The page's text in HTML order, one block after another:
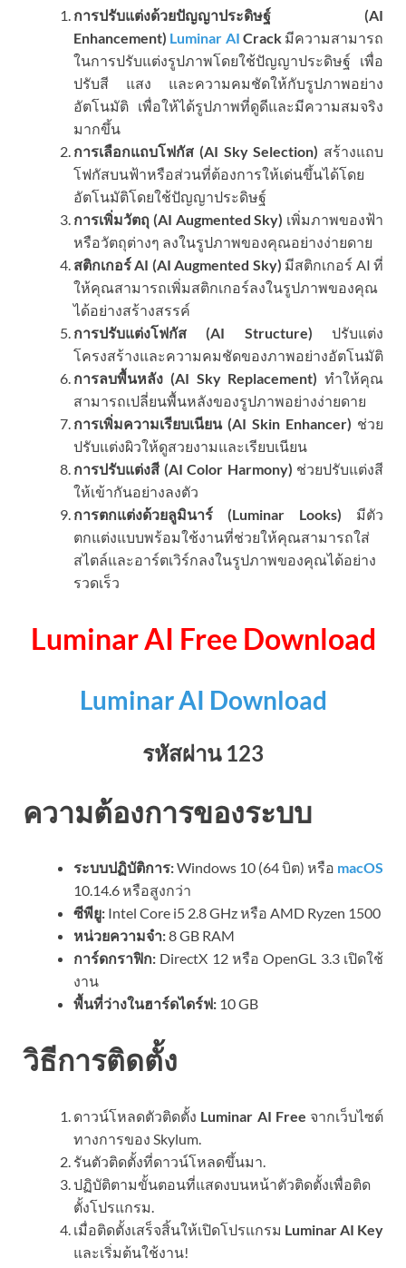
การปรับแต่งด้วยปัญญาประดิษฐ์ (AI
Enhancement) Luminar AI Crackมีความสามารถ
ในการปรับแต่งรูปภาพโดยใช้ปัญญาประดิษฐ์ เพื่อ
ปรับสี แสง และความคมชัดให้กับรูปภาพอย่าง
อัตโนมัติ เพื่อให้ได้รูปภาพที่ดูดีและมีความสมจริง
มากขึ้น
การเลือกแถบโฟกัส (AI Sky Selection) สร้างแถบ
โฟกัสบนฟ้าหรือส่วนที่ต้องการให้เด่นขึ้นได้โดย
อัตโนมัติโดยใช้ปัญญาประดิษฐ์
การเพิ่มวัตถุ (AI Augmented Sky) เพิ่มภาพของฟ้า
หรือวัตถุต่างๆ ลงในรูปภาพของคุณอย่างง่ายดาย
สติกเกอร์ AI (AI Augmented Sky) มีสติกเกอร์ AI ที่
ให้คุณสามารถเพิ่มสติกเกอร์ลงในรูปภาพของคุณ
ได้อย่างสร้างสรรค์
การปรับแต่งโฟกัส (AI Structure) ปรับแต่ง
โครงสร้างและความคมชัดของภาพอย่างอัตโนมัติ
การลบพื้นหลัง (AI Sky Replacement) ทำให้คุณ
สามารถเปลี่ยนพื้นหลังของรูปภาพอย่างง่ายดาย
การเพิ่มความเรียบเนียน (AI Skin Enhancer) ช่วย
ปรับแต่งผิวให้ดูสวยงามและเรียบเนียน
การปรับแต่งสี (AI Color Harmony) ช่วยปรับแต่งสี
ให้เข้ากันอย่างลงตัว
การตกแต่งด้วยลูมินาร์ (Luminar Looks) มีตัว
ตกแต่งแบบพร้อมใช้งานที่ช่วยให้คุณสามารถใส่
สไตล์และอาร์ตเวิร์กลงในรูปภาพของคุณได้อย่าง
รวดเร็ว
Luminar AI Free Download
Luminar AI Download
รหัสผ่าน 123
ความต้องการของระบบ
ระบบปฏิบัติการ:Windows 10 (64 บิต) หรือ macOS
10.14.6 หรือสูงกว่า
ซีพียู: Intel Core i5 2.8 GHz หรือ AMD Ryzen 1500
หน่วยความจำ:8 GB RAM
การ์ดกราฟิก: DirectX 12 หรือ OpenGL 3.3 เปิดใช้
งาน
พื้นที่ว่างในฮาร์ดไดร์ฟ: 10 GB
วิธีการติดตั้ง
ดาวน์โหลดตัวติดตั้ง Luminar AI Free จากเว็บไซต์
ทางการของ Skylum.
รันตัวติดตั้งที่ดาวน์โหลดขึ้นมา.
ปฏิบัติตามขั้นตอนที่แสดงบนหน้าตัวติดตั้งเพื่อติด
ตั้งโปรแกรม.
เมื่อติดตั้งเสร็จสิ้นให้เปิดโปรแกรม Luminar AI Key
และเริ่มต้นใช้งาน!